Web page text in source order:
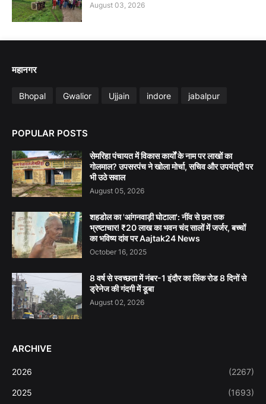
August 03, 2026
महानगर
Bhopal Gwalior Ujjain indore jabalpur
POPULAR POSTS
सेमरिहा पंचायत में विकास कार्यों के नाम पर लाखों का
गोलमाल? उपसरपंच ने खोला मोर्चा, सचिव और उपयंत्री पर
भी उठे सवाल
August 05, 2026
शहडोल का 'आंगनवाड़ी घोटाला': नींव से छत तक
भ्रष्टाचार! ₹20 लाख का भवन चंद सालों में जर्जर, बच्चों
का भविष्य दांव पर Aajtak24 News
October 16, 2025
8 वर्ष से स्वच्छता में नंबर-1 इंदौर का लिंक रोड 8 दिनों से
ड्रेनेज की गंदगी में डूबा
August 02, 2026
ARCHIVE
2026 (2267)
2025 (1693)